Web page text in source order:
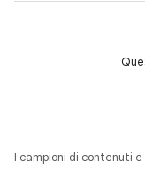
I campioni di contenuti